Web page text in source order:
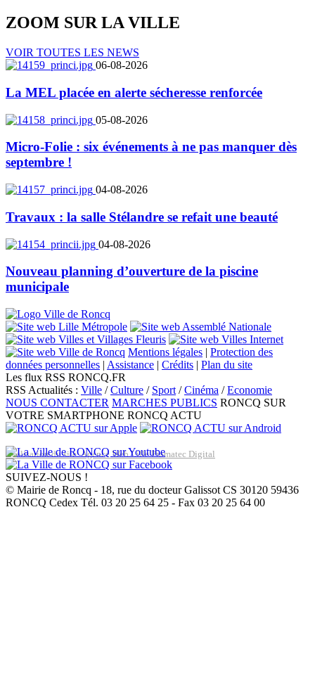
ZOOM SUR LAVILLE
VOIR TOUTES LES NEWS
06-08-2026
La MEL placée en alerte sécheresse renforcée
05-08-2026
Micro-Folie : six événements à ne pas manquer dès
septembre !
04-08-2026
Travaux : la salle Stélandre se refait une beauté
04-08-2026
Nouveau planning d’ouverture de la piscine
municipale
Mentions légales | Protection des
données personnelles | Assistance | Crédits | Plan du site
Les flux RSS RONCQ.FR
RSS Actualités : Ville /Culture / Sport /Cinéma /Economie
NOUS CONTACTER MARCHES PUBLICS RONCQ SUR
VOTRE SMARTPHONE RONCQ ACTU
Réalisation du site: Agence Web Lille Promatec Digital
SUIVEZ-NOUS !
© Mairie de Roncq - 18, rue du docteur Galissot CS 30120 59436
RONCQ Cedex Tél. 03 20 25 64 25 - Fax 03 20 25 64 00